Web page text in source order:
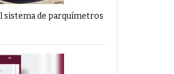
sistema de parquímetros